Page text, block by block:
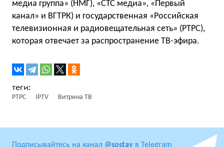
медиа группа» (НМГ), «СТС медиа», «Первый
канал» и ВГТРК) и государственная «Российская
телевизионная и радиовещательная сеть» (РТРС),
которая отвечает за распространение ТВ-эфира.
РТРС IPTV Витрина ТВ
Подписывайтесь на канал @sostav в Telegram